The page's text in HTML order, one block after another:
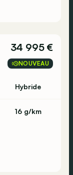
34 995 €
NOUVEAU
Hybride
16 g/km